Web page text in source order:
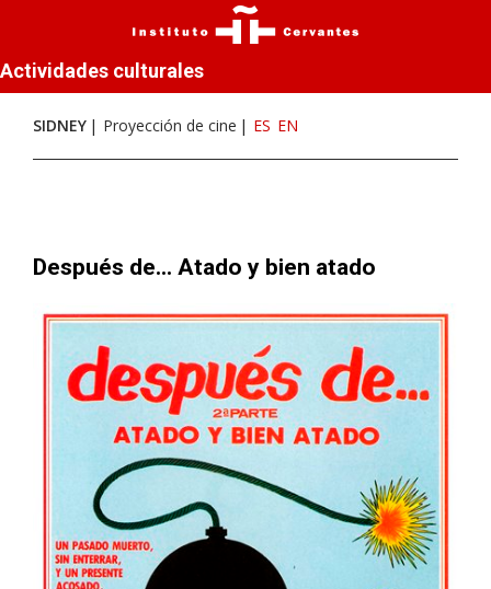
Actividades culturales
SIDNEY Proyección de cine ES EN
Después de... Atado y bien atado